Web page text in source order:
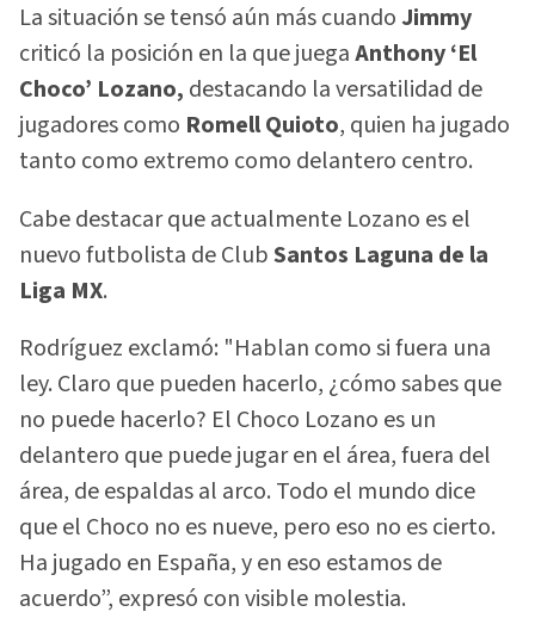
La situación se tensó aún más cuandoJimmy
criticó la posición en la que juegaAnthony‘El
Choco’ Lozano, destacando la versatilidad de
jugadores como Romell Quioto, quien ha jugado
tanto como extremo como delantero centro.
Cabe destacar que actualmente Lozano es el
nuevo futbolista de ClubSantos Laguna de la
Liga MX.
Rodríguez exclamó: "Hablan como si fuera una
ley. Claro que pueden hacerlo, ¿cómo sabes que
no puede hacerlo? El Choco Lozano es un
delantero que puede jugar en el área, fuera del
área, de espaldas al arco. Todo el mundo dice
que el Choco no es nueve, pero eso no es cierto.
Ha jugado en España, y en eso estamos de
acuerdo”, expresó con visible molestia.